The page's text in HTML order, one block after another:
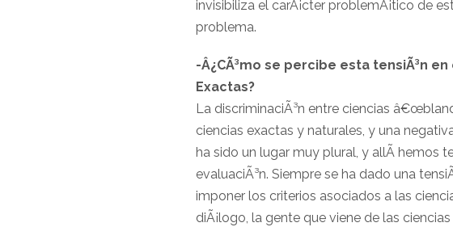
invisibiliza el carÃ¡cter problemÃ¡tico de
problema.
-Â¿CÃ³mo se percibe esta tensiÃ³n
Exactas?
La discriminaciÃ³n entre ciencias
ciencias exactas y naturales, y una
ha sido un lugar muy plural, y allÃ­ hemos
evaluaciÃ³n. Siempre se ha dado una
imponer los criterios asociados a las
diÃ¡logo, la gente que viene de las